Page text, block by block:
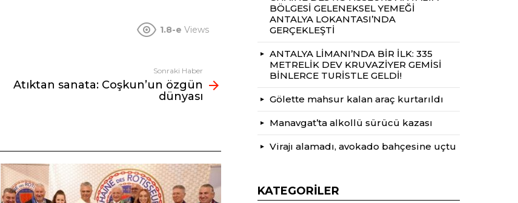
1.8-e Views
Sonraki Haber
Atıktan sanata: Coşkun’un özgün
dünyası
BÖLGESİ GELENEKSEL YEMEĞİ
ANTALYA LOKANTASI’NDA
GERÇEKLEŞTİ
ANTALYA LİMANI’NDA BİR İLK: 335
METRELİK DEV KRUVAZİYER GEMİSİ
BİNLERCE TURİSTLE GELDİ!
Gölette mahsur kalan araç kurtarıldı
Manavgat’ta alkollü sürücü kazası
Virajı alamadı, avokado bahçesine uçtu
KATEGORILER